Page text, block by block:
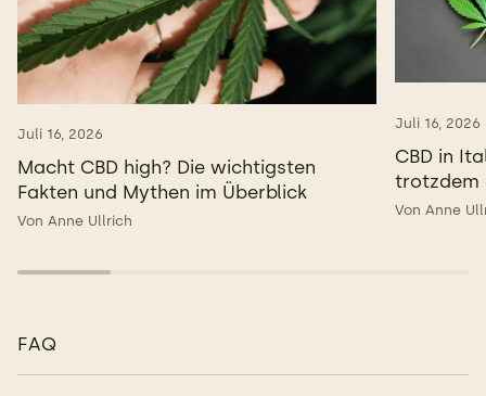
Juli 16, 2026
Macht CBD high? Die wichtigsten
Fakten und Mythen im Überblick
Von Anne Ullrich
Juli 16, 2026
CBD in
trotzdem
Von Anne
FAQ